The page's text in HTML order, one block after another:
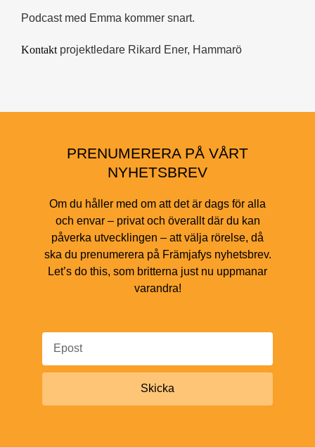
Podcast med Emma kommer snart.
Kontakt projektledare Rikard Ener, Hammarö
PRENUMERERA PÅ VÅRT
NYHETSBREV
Om du håller med om att det är dags för alla
och envar – privat och överallt där du kan
påverka utvecklingen – att välja rörelse, då
ska du prenumerera på Främjafys nyhetsbrev.
Let’s do this, som britterna just nu uppmanar
varandra!
Skicka